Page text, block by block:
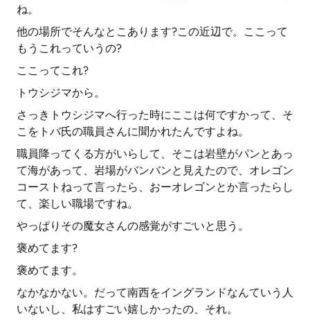
ね。
他の場所でそんなとこあります?この近辺で。ここって
もうこれっていうの?
ここってこれ?
トウシジマから。
さっきトウシジマへ行った時にここは何ですかって、そ
こをトバ氏の職員さんに聞かれたんですよね。
職員降ってくる方がいらして、そこは岩壁がパンとあっ
て海があって、岩場がバンバンと見えたので、オレゴン
コーストねって言ったら、おーオレゴンとか言ったらし
て、楽しい職場ですね。
やっぱりその魔女さんの感覚がすごいと思う。
褒めてます?
褒めてます。
なかなかない。だって南西をイングランドなんていう人
いないし、私はすごい嬉しかったの、それ。